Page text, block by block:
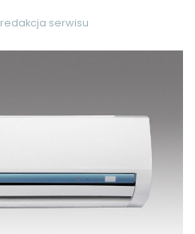
redakcja serwisu